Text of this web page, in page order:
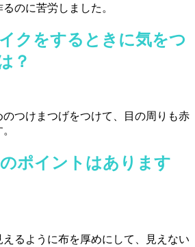
のに苦労しました。
クをするときに気をつ
？
つけまつげをつけて、目の周りも赤
ポイントはあります
えるように布を厚めにして、見えない